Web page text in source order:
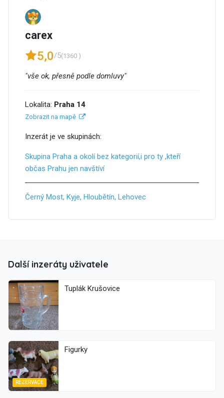
carex
5,0/5(1360 )
"vše ok, přesně podle domluvy"
Lokalita: Praha 14
Zobrazit na mapě
Inzerát je ve skupinách:
Skupina Praha a okolí bez kategorií,i pro ty ,kteří
občas Prahu jen navštíví
Černý Most, Kyje, Hloubětín, Lehovec
Další inzeráty uživatele
Tuplák Krušovice
REZERVACE
Figurky